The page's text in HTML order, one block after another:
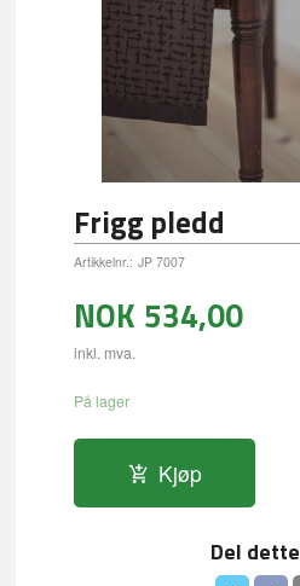
Frigg pledd
Artikkelnr.: JP 7007
NOK 534,00
inkl. mva.
På lager
Kjøp
Del dette